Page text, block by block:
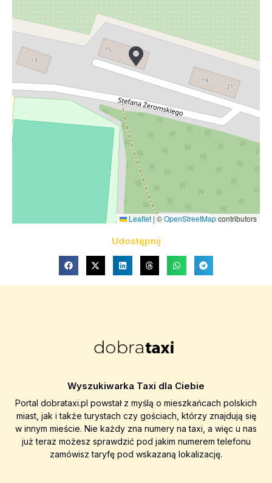
Leaflet |©OpenStreetMapcontributors
Udostępnij
Wyszukiwarka Taxi dla Ciebie
Portal dobrataxi.pl powstał z myślą o mieszkańcach polskich
miast, jak i także turystach czy gościach, którzy znajdują się
w innym mieście. Nie każdy zna numery na taxi, a więc u nas
już teraz możesz sprawdzić pod jakim numerem telefonu
zamówisz taryfę pod wskazaną lokalizację.